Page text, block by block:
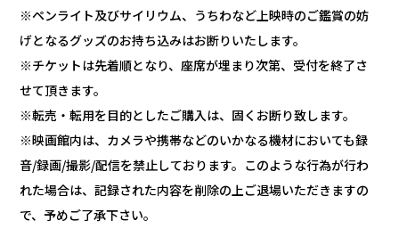
※ペンライト及びサイリウム、うちわなど上映時のご鑑賞の妨
げとなるグッズのお持ち込みはお断りいたします。
※チケットは先着順となり、座席が埋まり次第、受付を終了さ
せて頂きます。
※転売・転用を目的としたご購入は、固くお断り致します。
※映画館内は、カメラや携帯などのいかなる機材においても録
音/録画/撮影/配信を禁止しております。このような行為が行わ
れた場合は、記録された内容を削除の上ご退場いただきますの
で、予めご了承下さい。